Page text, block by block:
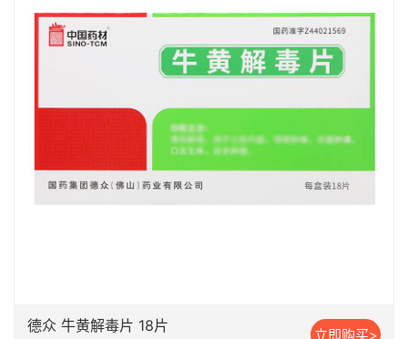
德众 牛黄解毒片 18片
立即购买>